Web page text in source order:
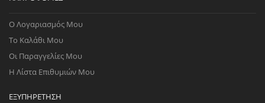
Ο Λογαριασμός Μου
Το Καλάθι Μου
Οι Παραγγελίες Μου
Η Λίστα Επιθυμιών Μου
ΕΞΥΠΗΡΈΤΗΣΗ